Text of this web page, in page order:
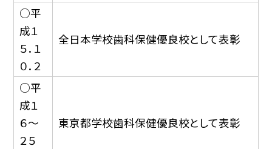
○平
成１
５．１
０．２
全日本学校歯科保健優良校として表彰
○平
成１
６〜
２５
東京都学校歯科保健優良校として表彰